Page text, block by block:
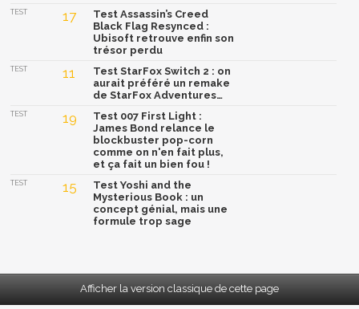
TEST 17
Test Assassin’s Creed
Black Flag Resynced :
Ubisoft retrouve enfin son
trésor perdu
TEST 11
Test StarFox Switch 2 : on
aurait préféré un remake
de StarFox Adventures…
TEST 19
Test 007 First Light :
James Bond relance le
blockbuster pop-corn
comme on n'en fait plus,
et ça fait un bien fou !
TEST 15
Test Yoshi and the
Mysterious Book : un
concept génial, mais une
formule trop sage
Afficher la version classique de cette page